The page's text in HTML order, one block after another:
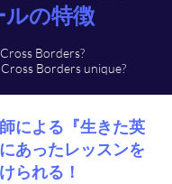
ルの特徴
Borders?
Borders unique?
による『生きた英
あったレッスンを
られる！